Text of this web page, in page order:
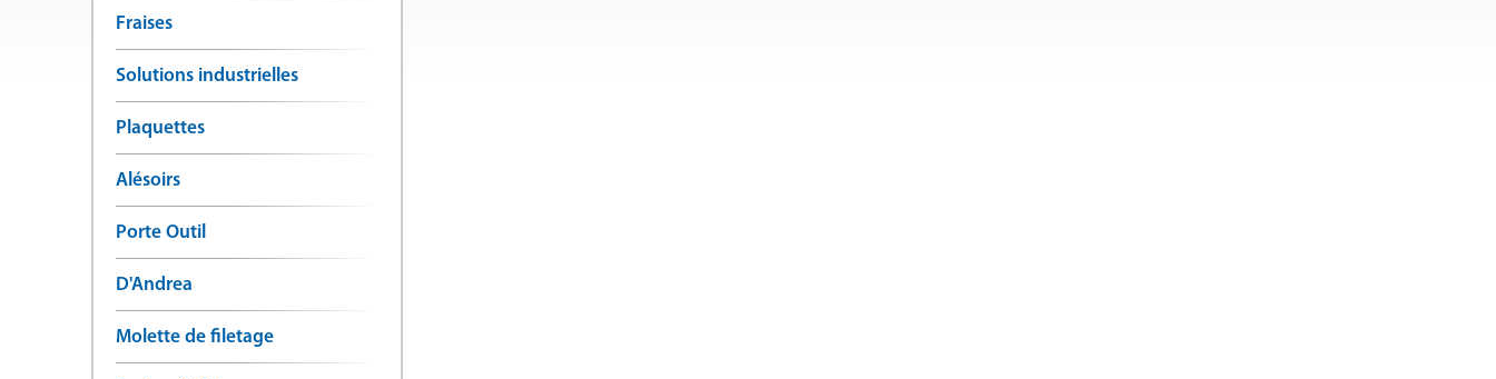
Fraises
Solutions industrielles
Plaquettes
Alésoirs
Porte Outil
D'Andrea
Molette de filetage